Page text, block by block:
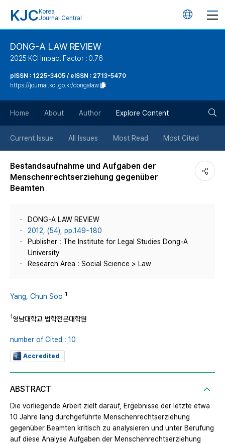
KJC Korea
Journal Central
언
튼
DONG-A LAW REVIEW
2025 KCI Impact Factor : 0.76
pISSN : 1225-3405 / eISSN : 2713-5470
https://journal.kci.go.kr/dongalaw
Home About Author Explore Content
Current Issue All Issues Most Read Most Cited
Bestandsaufnahme und Aufgaben der
Menschenrechtserziehung gegenüber
Beamten
DONG-A LAW REVIEW
2012, (54), pp.149~180
Publisher : The Institute for Legal Studies Dong-A
University
Research Area : Social Science > Law
Yang, Chun Soo 1
1영남대학교 법학전문대학원
number of Cited : 10
Accredited
ABSTRACT
Die vorliegende Arbeit zielt darauf, Ergebnisse der letzte etwa
10 Jahre lang durchgeführte Menschenrechtserziehung
gegenüber Beamten kritisch zu analysieren und unter Berufung
auf diese Analyse Aufgaben der Menschenrechtserziehung